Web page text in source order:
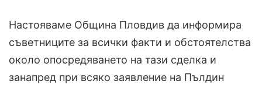
Настояваме Община Пловдив да информира
съветниците за всички факти и обстоятелства
около опосредяването на тази сделка и
занапред при всяко заявление на Пълдин